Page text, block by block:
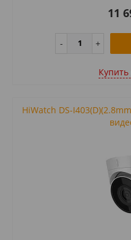
11
Купить
HiWatch DS-